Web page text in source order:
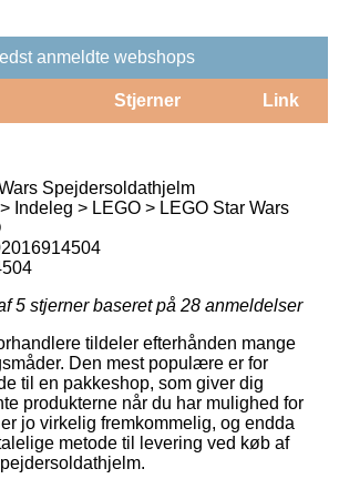
anmeldte webshops
Stjerner Link
Spejdersoldathjelm
Indeleg > LEGO > LEGO Star Wars
5 stjerner baseret på 28 anmeldelser
tildeler efterhånden mange
Den mest populære er for
til en pakkeshop, som giver dig
produkterne når du har mulighed for
jo virkelig fremkommelig, og endda
metode til levering ved køb af